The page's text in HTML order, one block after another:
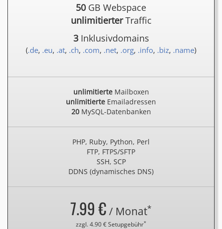
50 GB Webspace
unlimitierterTraffic
3Inklusivdomains
(.de, .eu, .at, .ch, .com, .net, .org, .info, .biz, .name)
unlimitierteMailboxen
unlimitierte Emailadressen
20MySQL-Datenbanken
PHP, Ruby, Python, Perl
FTP, FTPS/SFTP
SSH, SCP
DDNS (dynamisches DNS)
7.99 € / Monat*
zzgl. 4.90 € Setupgebühr*